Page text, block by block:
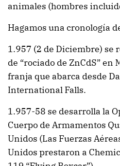
animales (hombres
Hagamos una cronología
1.957 (2 de Diciembre) se
de “rociado de ZnCdS” en
franja que abarca desde
International Falls.
1.957-58 se desarrolla la
Cuerpo de Armamentos
Unidos (Las Fuerzas
Unidos prestaron a